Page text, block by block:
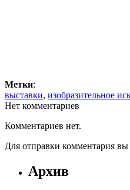
Метки:
выставки, изобразительное
Нет комментариев
Комментариев нет.
Для отправки комментария
Архив